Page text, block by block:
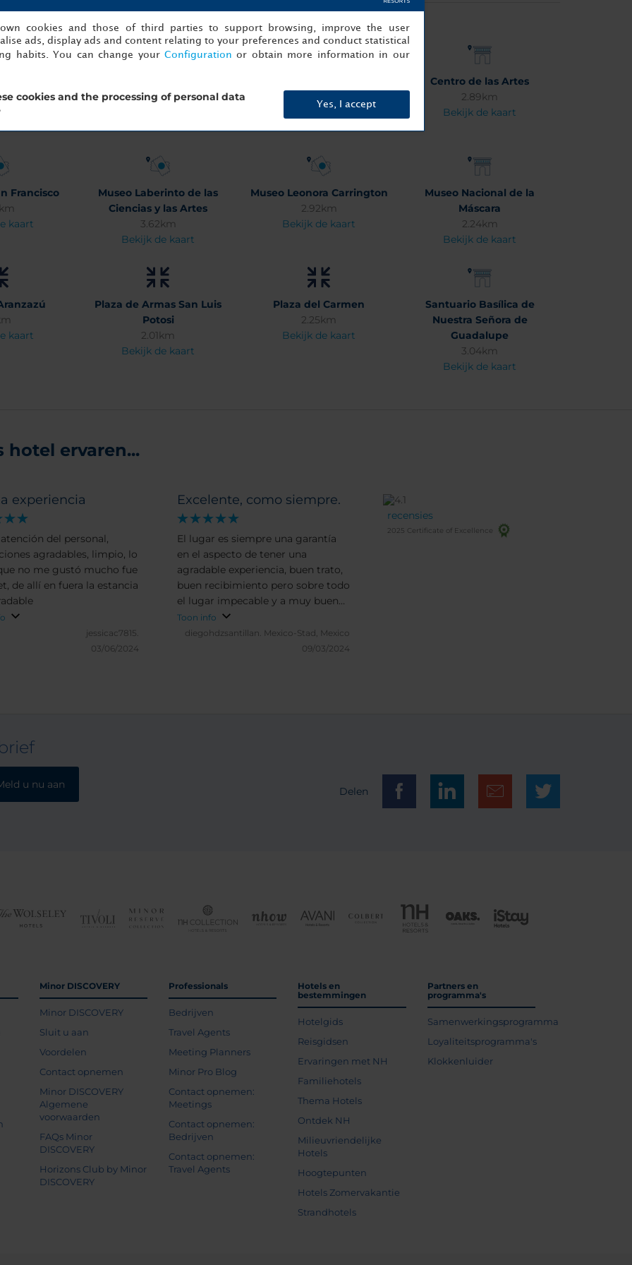
Potosí
kaart
2.57km
Bekijk de kaart
Centro de las Artes
2.89km
Bekijk de kaart
Francisco
kaart
Museo Laberinto de las
Ciencias y las Artes
3.62km
Bekijk de kaart
Museo Leonora Carrington
2.92km
Bekijk de kaart
Museo Nacional de la
Máscara
2.24km
Bekijk de kaart
kaart
Plaza de Armas San Luis
Potosi
2.01km
Bekijk de kaart
Plaza del Carmen
2.25km
Bekijk de kaart
Santuario Basílica de
Nuestra Señora de
Guadalupe
3.04km
Bekijk de kaart
hotel ervaren...
experiencia
del personal,
agradables, limpio, lo
no me gustó mucho fue
de allí en fuera la estancia
jessicac7815.
03/06/2024
Excelente, como siempre.
El lugar es siempre una garantía
en el aspecto de tener una
agradable experiencia, buen trato,
buen recibimiento pero sobre todo
el lugar impecable y a muy buen
precio, se los recomiendo al 100%,
ya no se que poner, pero eran
Toon info
diegohdzsantillan. Mexico-Stad, Mexico
09/03/2024
recensies
2025 Certificate of Excellence
u nu aan
Delen
Minor DISCOVERY
Minor DISCOVERY
Sluit u aan
Voordelen
Contact opnemen
Minor DISCOVERY
Algemene
voorwaarden
FAQs Minor
DISCOVERY
Horizons Club by Minor
DISCOVERY
Professionals
Bedrijven
Travel Agents
Meeting Planners
Minor Pro Blog
Contact opnemen:
Meetings
Contact opnemen:
Bedrijven
Contact opnemen:
Travel Agents
Hotels en
bestemmingen
Hotelgids
Reisgidsen
Ervaringen met NH
Familiehotels
Thema Hotels
Ontdek NH
Milieuvriendelijke
Hotels
Hoogtepunten
Hotels Zomervakantie
Strandhotels
Partners en
programma's
Samenwerkingsprogramma
Loyaliteitsprogramma's
Klokkenluider
cookies and those of third parties to support browsing, improve the user
ads, display ads and content relating to your preferences and conduct statistical
habits. You can change your Configuration or obtain more information in our
cookies and the processing of personal data
Yes, I accept